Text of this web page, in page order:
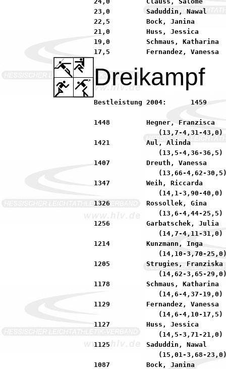
23,0         Saduddin, Nawal
22,5         Bock, Janina
21,0         Huss, Jessica
19,0         Schmaus,
Dreikampf
Bestleistung 2004:	1459         Rückert, Fiona          90 LG MINIMAX Seligenstad
1448         Hegner, Franzisca
                (13,7-4,31-43,0)
1421         Aul, Alinda
                (13,5-4,36-36,5)
1407         Dreuth, Vanessa
(13,66-4,62-
1347         Weih, Riccarda
                (14,1-3,90-40,0)
1326         Rossollek, Gina
                (13,6-4,44-25,5)
1256         Garbatschek, Julia
                (14,7-4,11-31,0)
1214         Kunzmann, Inga
(14,10-3,70-
1205         Strugies, Franziska
(14,62-3,65-
1178         Schmaus,
                (14,6-4,37-19,0)
1129         Fernandez,
                (14,6-4,10-17,5)
1127         Huss, Jessica
                (14,5-3,71-21,0)
1125         Saduddin, Nawal
(15,01-3,68-
1087         Bock, Janina